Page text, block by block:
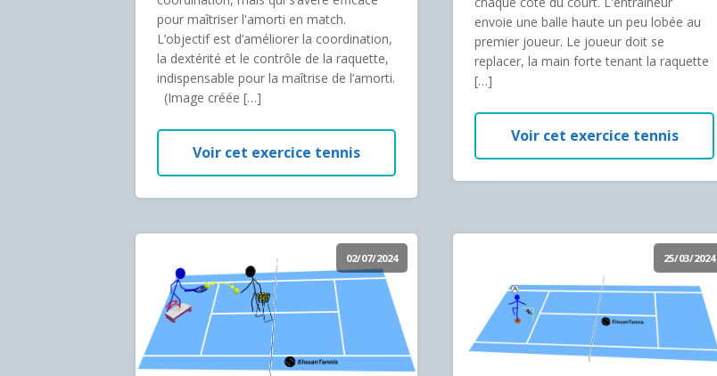
pour maîtriser l'amorti en match.
L’objectif est d’améliorer la coordination,
la dextérité et le contrôle de la raquette,
indispensable pour la maîtrise de l’amorti.
(Image créée […]
Voir cet exercice tennis
envoie une balle haute un peu lobée au
premier joueur. Le joueur doit se
replacer, la main forte tenant la raquette
[…]
Voir cet exercice tennis
02/07/2024 25/03/2024